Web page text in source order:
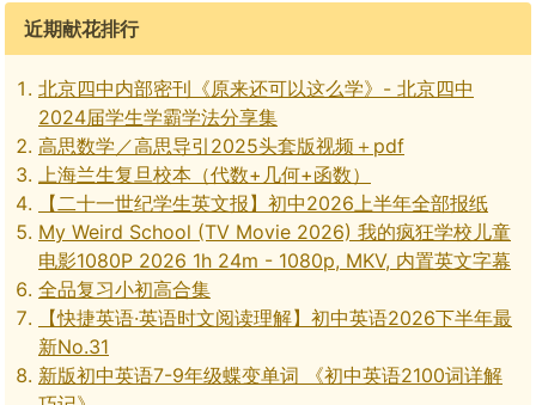
近期献花排行
北京四中内部密刊《原来还可以这么学》- 北京四中
2024届学生学霸学法分享集
高思数学／高思导引2025头套版视频＋pdf
上海兰生复旦校本（代数+几何+函数）
【二十一世纪学生英文报】初中2026上半年全部报纸
My Weird School (TV Movie 2026) 我的疯狂学校儿童
电影1080P 2026 1h 24m - 1080p, MKV, 内置英文字幕
全品复习小初高合集
【快捷英语·英语时文阅读理解】初中英语2026下半年最
新No.31
新版初中英语7-9年级蝶变单词 《初中英语2100词详解